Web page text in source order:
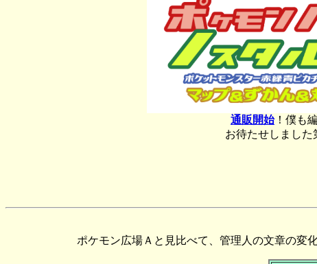
通販開始！僕も
お待たせしました
ポケモン広場Ａと見比べて、管理人の文章の変